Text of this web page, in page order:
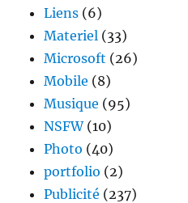
Liens (6)
Materiel (33)
Microsoft (26)
Mobile (8)
Musique (95)
NSFW(10)
Photo (40)
portfolio (2)
Publicité (237)